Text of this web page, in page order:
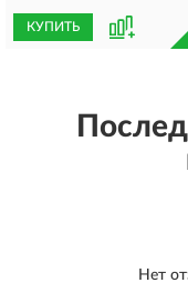
КУПИТЬ
Нет